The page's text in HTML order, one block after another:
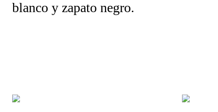
blanco y zapato negro.